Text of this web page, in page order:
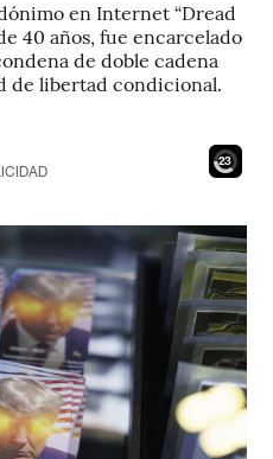
en Internet “Dread
40 años, fue encarcelado
de doble cadena
de libertad condicional.
21